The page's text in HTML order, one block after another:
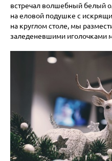
встречал волшебный белый
на еловой подушке с
на круглом столе, мы
заледеневшими иголочками